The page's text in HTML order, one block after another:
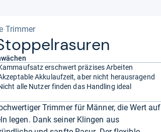
Trimmer
erschwert präzises Arbeiten
Akkulaufzeit, aber nicht herausragend
alle Nutzer finden das Handling ideal
Trimmer für Männer, die Wert auf
legen. Dank seiner Klingen aus